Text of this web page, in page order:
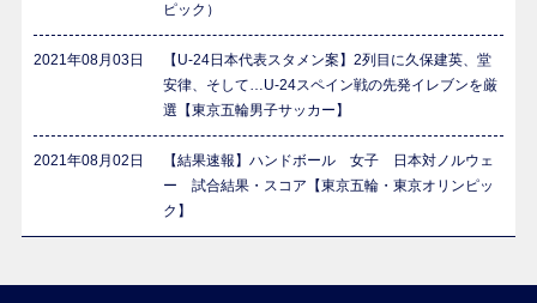
ピック）
2021年08月03日
【U-24日本代表スタメン案】2列目に久保建英、堂
安律、そして…U-24スペイン戦の先発イレブンを厳
選【東京五輪男子サッカー】
2021年08月02日
【結果速報】ハンドボール 女子 日本対ノルウェ
ー 試合結果・スコア【東京五輪・東京オリンピッ
ク】